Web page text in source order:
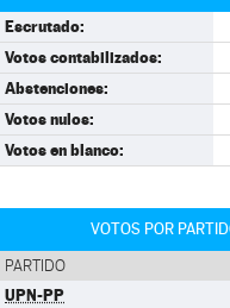
Escrutado:
Votos contabilizados:
Abstenciones:
Votos nulos:
Votos en blanco:
VOTOS POR
PARTIDO
UPN-PP